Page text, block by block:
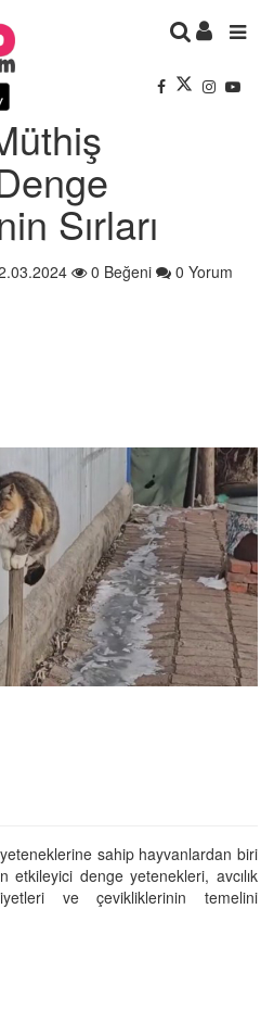
Sırları
0 Beğeni 0 Yorum
sahip hayvanlardan biri
etkileyici denge yetenekleri, avcılık
ve çevikliklerinin temelini